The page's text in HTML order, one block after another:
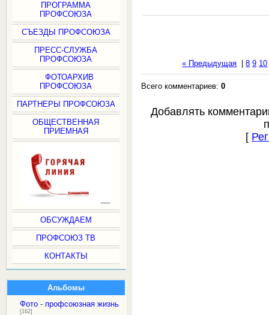
ПРОГРАММА
ПРОФСОЮЗА
СЪЕЗДЫ ПРОФСОЮЗА
ПРЕСС-СЛУЖБА
ПРОФСОЮЗА
ФОТОАРХИВ
ПРОФСОЮЗА
ПАРТНЕРЫ ПРОФСОЮЗА
ОБЩЕСТВЕННАЯ
ПРИЕМНАЯ
ОБСУЖДАЕМ
ПРОФСОЮЗ ТВ
КОНТАКТЫ
Альбомы
Фото - профсоюзная жизнь
[162]
« Предыдущая |8 9 10
Всего комментариев:0
Добавлять
[